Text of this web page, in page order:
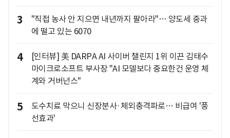
3
"직접 농사 안 지으면 내년까지 팔아라"… 양도세 중과
에 떨고 있는 6070
4
[인터뷰] 美 DARPA AI 사이버 챌린지 1위 이끈 김태수
마이크로소프트 부사장 "AI 모델보다 중요한건 운영 체
계와 거버넌스"
5
도수치료 막으니 신장분사·체외충격파로… 비급여 '풍
선효과'